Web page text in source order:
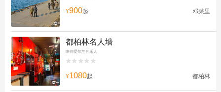
¥900起 邓莱里
都柏林名人墙
瞻仰爱尔兰音乐人


¥1080起 都柏林